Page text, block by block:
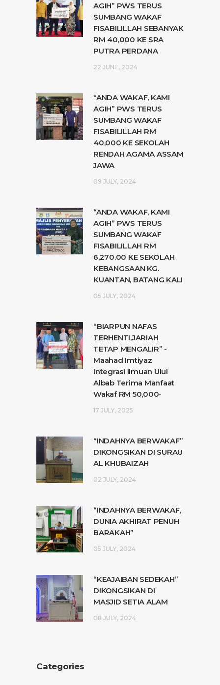
AGIH” PWS TERUS
SUMBANG WAKAF
FISABILILLAH SEBANYAK
RM 40,000 KE SRA
PUTRA PERDANA
22 JUNE, 2024
“ANDA WAKAF, KAMI
AGIH” PWS TERUS
SUMBANG WAKAF
FISABILILLAH RM
40,000 KE SEKOLAH
RENDAH AGAMA ASSAM
JAWA
09 JULY, 2024
“ANDA WAKAF, KAMI
AGIH” PWS TERUS
SUMBANG WAKAF
FISABILILLAH RM
6,270.00 KE SEKOLAH
KEBANGSAAN KG.
KUANTAN, BATANG KALI
05 JULY, 2024
“BIARPUN NAFAS
TERHENTI,JARIAH
TETAP MENGALIR” -
Maahad Imtiyaz
Integrasi Ilmuan Ulul
Albab Terima Manfaat
Wakaf RM 50,000-
17 JULY, 2025
“INDAHNYA BERWAKAF”
DIKONGSIKAN DI SURAU
AL KHUBAIZAH
02 JULY, 2024
“INDAHNYA BERWAKAF,
DUNIA AKHIRAT PENUH
BARAKAH”
05 JULY, 2024
“KEAJAIBAN SEDEKAH”
DIKONGSIKAN DI
MASJID SETIA ALAM
08 JULY, 2024
Categories